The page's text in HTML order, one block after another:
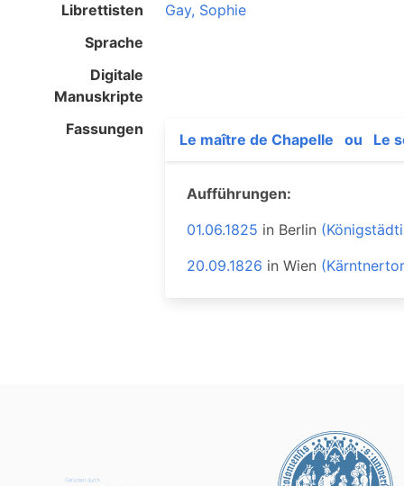
Librettisten
Gay, Sophie
Sprache
Digitale
Manuskripte
Fassungen
Le maître de Chapelle ou Le
Aufführungen:
01.06.1825 in Berlin
20.09.1826 inWien